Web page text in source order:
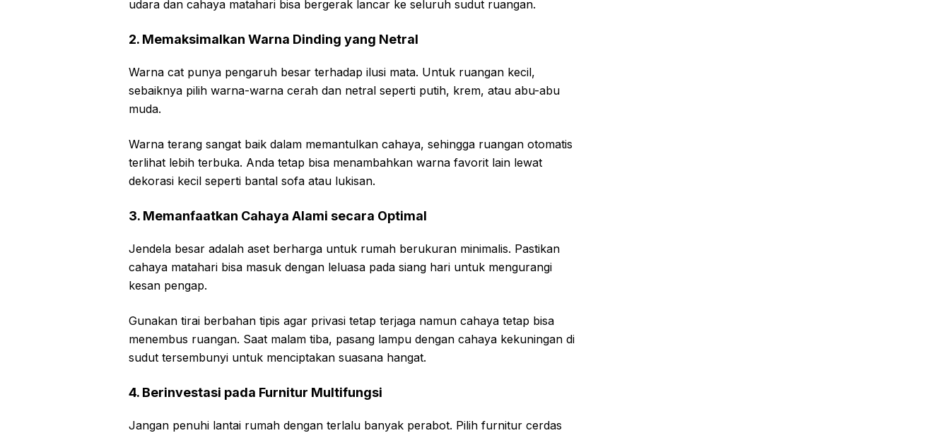
udara dan cahaya matahari bisa bergerak lancar ke seluruh sudut ruangan.
2. Memaksimalkan Warna Dinding yang Netral
Warna cat punya pengaruh besar terhadap ilusi mata. Untuk ruangan kecil,
sebaiknya pilih warna-warna cerah dan netral seperti putih, krem, atau abu-abu
muda.
Warna terang sangat baik dalam memantulkan cahaya, sehingga ruangan otomatis
terlihat lebih terbuka. Anda tetap bisa menambahkan warna favorit lain lewat
dekorasi kecil seperti bantal sofa atau lukisan.
3. Memanfaatkan Cahaya Alami secara Optimal
Jendela besar adalah aset berharga untuk rumah berukuran minimalis. Pastikan
cahaya matahari bisa masuk dengan leluasa pada siang hari untuk mengurangi
kesan pengap.
Gunakan tirai berbahan tipis agar privasi tetap terjaga namun cahaya tetap bisa
menembus ruangan. Saat malam tiba, pasang lampu dengan cahaya kekuningan di
sudut tersembunyi untuk menciptakan suasana hangat.
4. Berinvestasi pada Furnitur Multifungsi
Jangan penuhi lantai rumah dengan terlalu banyak perabot. Pilih furnitur cerdas